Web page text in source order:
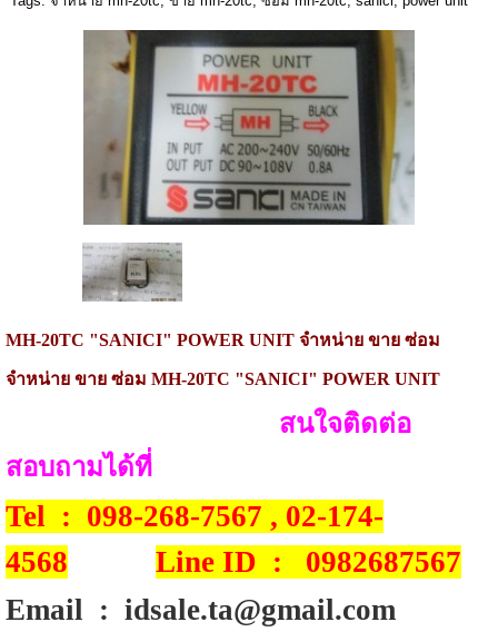
MH-20TC "SANICI" POWER UNIT จำหน่าย ขาย ซ่อม
จำหน่าย ขาย ซ่อม MH-20TC "SANICI" POWER UNIT
สนใจติดต่อ
สอบถามได้ที่
Tel : 098-268-7567 , 02-174-
4568
Line ID : 0982687567
Email : idsale.ta@gmail.com